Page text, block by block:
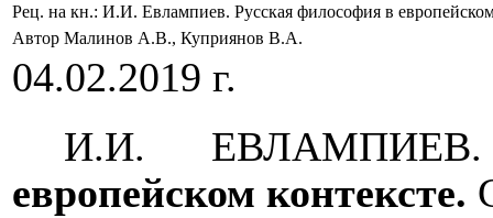
Рец. на кн.: И.И. Евлампиев. Русская философия в европейском
Автор Малинов А.В., Куприянов В.А.
04.02.2019 г.
И.И.
европейском контексте.